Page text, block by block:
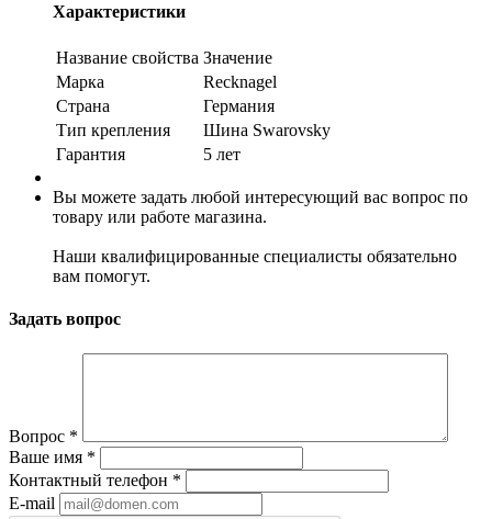
Характеристики
Название свойства Значение
Марка
Recknagel
Страна
Германия
Тип крепления
Шина Swarovsky
Гарантия
5 лет
Вы можете задать любой интересующий вас вопрос по
товару или работе магазина.
Наши квалифицированные специалисты обязательно
вам помогут.
Задать вопрос
Вопрос *
Ваше имя *
Контактный телефон *
E-mail